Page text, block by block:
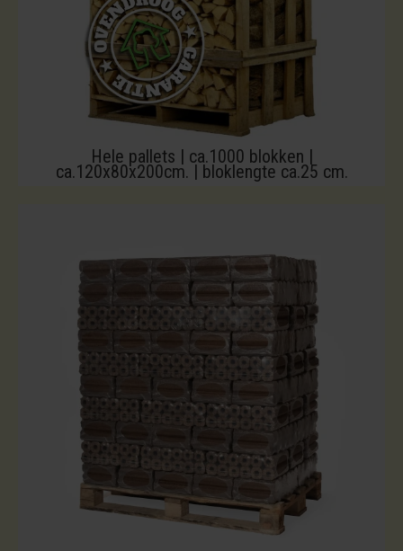
Hele pallets | ca.1000 blokken |
ca.120x80x200cm. | bloklengte ca.25 cm.